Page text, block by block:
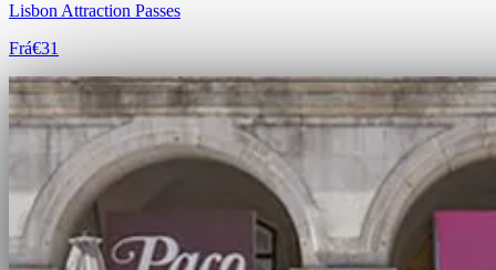
Lisbon Attraction Passes
Frá€31